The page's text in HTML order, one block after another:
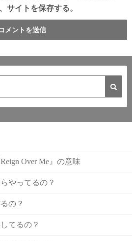
サイトを保存する。
Over Me』の意味
やってるの？
の？
てるの？